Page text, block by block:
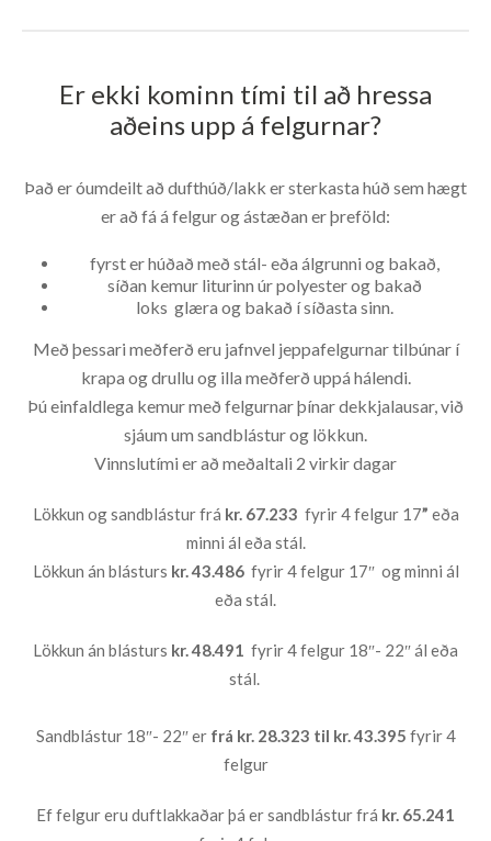
Er ekki kominn tími til að hressa
aðeins upp á felgurnar?
Það er óumdeilt að dufthúð/lakk er sterkasta húð sem hægt
er að fá á felgur og ástæðan er þreföld:
fyrst er húðað með stál- eða álgrunni og bakað,
síðan kemur liturinn úr polyester og bakað
loks glæra og bakað í síðasta sinn.
Með þessari meðferð eru jafnvel jeppafelgurnar tilbúnar í
krapa og drullu og illa meðferð uppá hálendi.
Þú einfaldlega kemur með felgurnar þínar dekkjalausar, við
sjáum um sandblástur og lökkun.
Vinnslutími er að meðaltali 2 virkir dagar
Lökkun og sandblástur frá kr. 67.233 fyrir 4 felgur 17” eða
minni ál eða stál.
Lökkun án blásturs kr. 43.486 fyrir 4 felgur 17″ og minni ál
eða stál.
Lökkun án blásturs kr. 48.491 fyrir 4 felgur 18″- 22″ ál eða
stál.
Sandblástur 18″- 22″ er frá kr. 28.323 til kr. 43.395 fyrir 4
felgur
Ef felgur eru duftlakkaðar þá er sandblástur frá kr. 65.241